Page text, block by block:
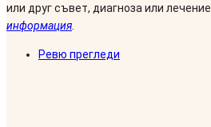
или друг съвет, диагноза или лечение.
информация
Ревю прегледи